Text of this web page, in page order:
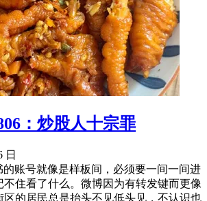
：炒股人十宗罪
日
的账号就像是样板间，必须要一间一间进
住看了什么。微博因为有转发键而更像
区的居民总是抬头不见低头见，不认识也